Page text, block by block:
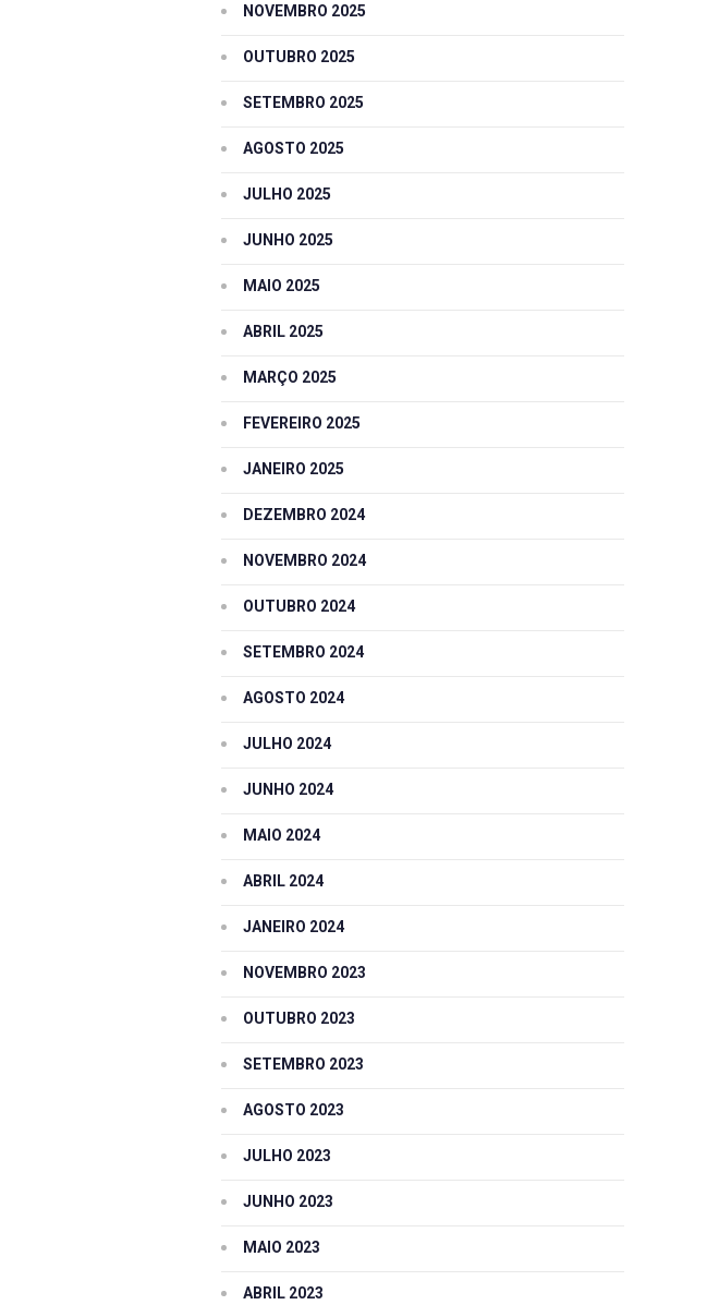
NOVEMBRO 2025
OUTUBRO 2025
SETEMBRO 2025
AGOSTO 2025
JULHO 2025
JUNHO 2025
MAIO 2025
ABRIL 2025
MARÇO 2025
FEVEREIRO 2025
JANEIRO 2025
DEZEMBRO 2024
NOVEMBRO 2024
OUTUBRO 2024
SETEMBRO 2024
AGOSTO 2024
JULHO 2024
JUNHO 2024
MAIO 2024
ABRIL 2024
JANEIRO 2024
NOVEMBRO 2023
OUTUBRO 2023
SETEMBRO 2023
AGOSTO 2023
JULHO 2023
JUNHO 2023
MAIO 2023
ABRIL 2023